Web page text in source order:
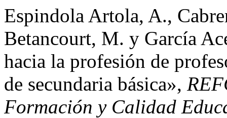
Espindola Artola, A.,
Betancourt, M. y García
hacia la profesión de
de secundaria básica»,
Formación y Calidad